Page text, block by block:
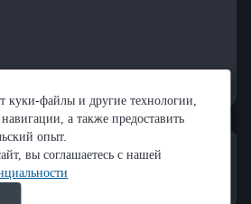
куки-файлы и другие технологии,
а также предоставить
опыт.
вы соглашаетесь с нашей